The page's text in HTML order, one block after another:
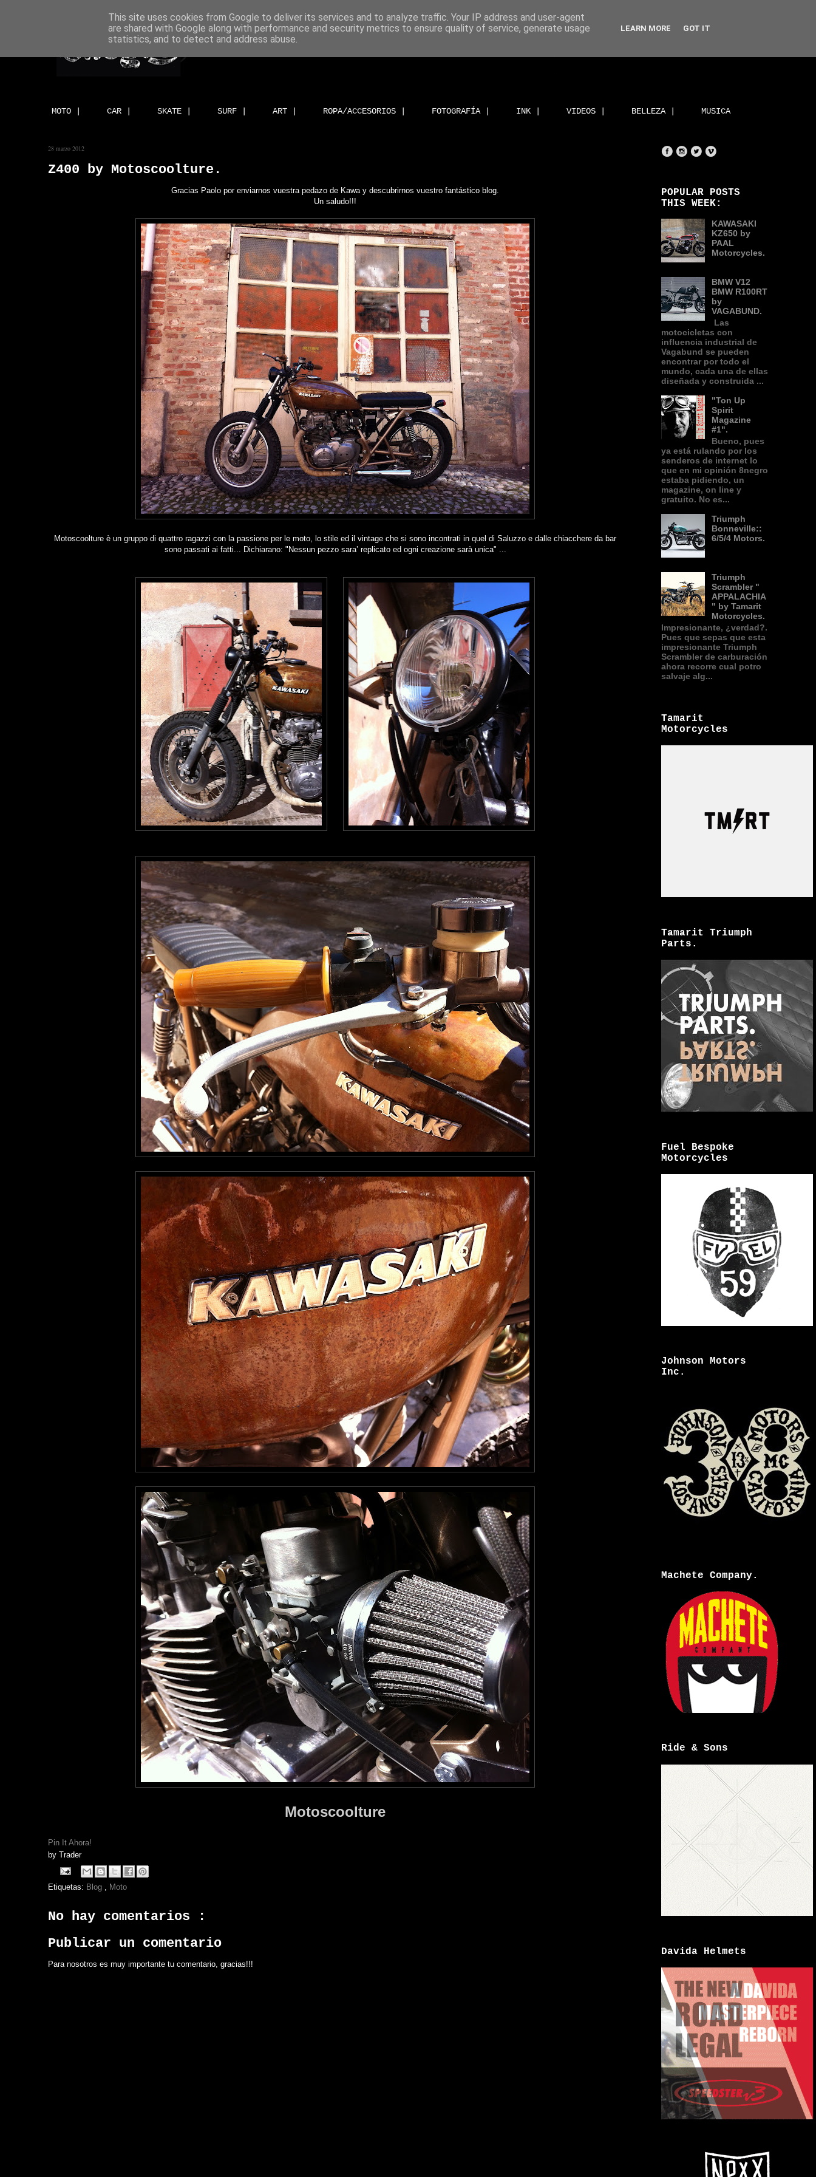
MOTO | CAR | SKATE | SURF | ART | ROPA/ACCESORIOS | FOTOGRAFÍA | INK | VIDEOS | BELLEZA | MUSICA
28 marzo 2012
Z400 by Motoscoolture.
Gracias Paolo por enviarnos vuestra pedazo de Kawa y descubrirnos vuestro fantástico blog.
Un saludo!!!
Motoscoolture è un gruppo di quattro ragazzi con la passione per le moto, lo stile ed il vintage che si sono incontrati in quel di Saluzzo e dalle chiacchere da bar
sono passati ai fatti... Dichiarano: "Nessun pezzo sara’ replicato ed ogni creazione sarà unica" ...
Motoscoolture
Pin It Ahora!
by Trader
Etiquetas: Blog Moto
No hay comentarios :
Publicar un comentario
Para nosotros es muy importante tu comentario, gracias!!!
POPULAR POSTS
THIS WEEK:
KAWASAKI
KZ650 by
PAAL
Motorcycles.
BMW V12
BMW R100RT
by
VAGABUND.
Las
motocicletas con
influencia industrial de
Vagabund se pueden
encontrar por todo el
mundo, cada una de ellas
diseñada y construida ...
"Ton Up
Spirit
Magazine
#1".
Bueno, pues
ya está rulando por los
senderos de internet lo
que en mi opinión 8negro
estaba pidiendo, un
magazine, on line y
gratuito. No es...
Triumph
Bonneville::
6/5/4 Motors.
Triumph
Scrambler "
APPALACHIA
" by Tamarit
Motorcycles.
Impresionante, ¿verdad?.
Pues que sepas que esta
impresionante Triumph
Scrambler de carburación
ahora recorre cual potro
salvaje alg...
Tamarit
Motorcycles
Tamarit Triumph
Parts.
Fuel Bespoke
Motorcycles
Johnson Motors
Inc.
Machete Company.
Ride & Sons
Davida Helmets
This site uses cookies from Google to deliver its services and to analyze traffic. Your IP address and user-agent
are shared with Google along with performance and security metrics to ensure quality of service, generate usage
statistics, and to detect and address abuse.
LEARN MORE GOT IT